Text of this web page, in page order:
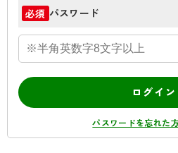
必須 パスワード
ログイン
パスワードを忘れた